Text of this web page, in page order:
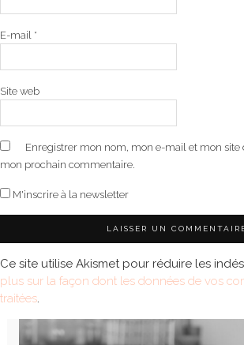
E-mail *
Site web
Enregistrer mon nom, mon e-mail et mon site
mon prochain commentaire.
M'inscrire à la newsletter
Ce site utilise Akismet pour réduire les
plus sur la façon dont les données de vos
traitées.